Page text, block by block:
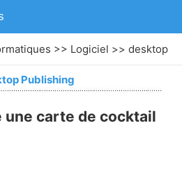
>> Logiciel >> desktop
Publishing
une carte de cocktail